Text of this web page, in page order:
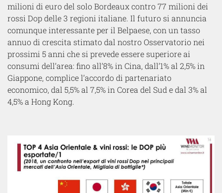
milioni di euro del solo Bordeaux contro 77 milioni dei
rossi Dop delle 3 regioni italiane. Il futuro si annuncia
comunque interessante per il Belpaese, con un tasso
annuo di crescita stimato dal nostro Osservatorio nei
prossimi 5 anni che si prevede essere superiore ai
consumi dell’area: fino all’8% in Cina, dall’1% al 2,5% in
Giappone, complice l’accordo di partenariato
economico, dal 5,5% al 7,5% in Corea del Sud e dal 3% al
4,5% a Hong Kong.